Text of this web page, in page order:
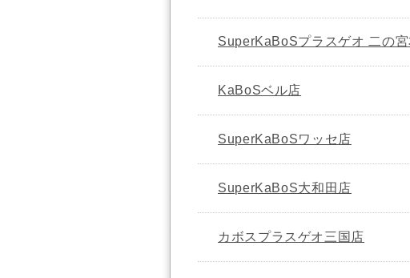
SuperKaBoSプラスゲオ 二の
KaBoSベル店
SuperKaBoSワッセ店
SuperKaBoS大和田店
カボスプラスゲオ三国店